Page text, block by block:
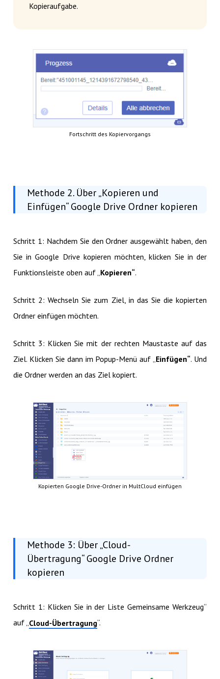
Kopieraufgabe.
Fortschritt des Kopiervorgangs
Methode 2. Über „Kopieren und
Einfügen“ Google Drive Ordner kopieren
Schritt 1: Nachdem Sie den Ordner ausgewählt haben, den
Sie in Google Drive kopieren möchten, klicken Sie in der
Funktionsleiste oben auf „Kopieren“.
Schritt 2: Wechseln Sie zum Ziel, in das Sie die kopierten
Ordner einfügen möchten.
Schritt 3: Klicken Sie mit der rechten Maustaste auf das
Ziel. Klicken Sie dann im Popup-Menü auf „Einfügen“. Und
die Ordner werden an das Ziel kopiert.
Kopierten Google Drive-Ordner in MultCloud einfügen
Methode 3: Über „Cloud-
Übertragung“ Google Drive Ordner
kopieren
Schritt 1: Klicken Sie in der Liste Gemeinsame Werkzeug“
auf „Cloud-Übertragung“.